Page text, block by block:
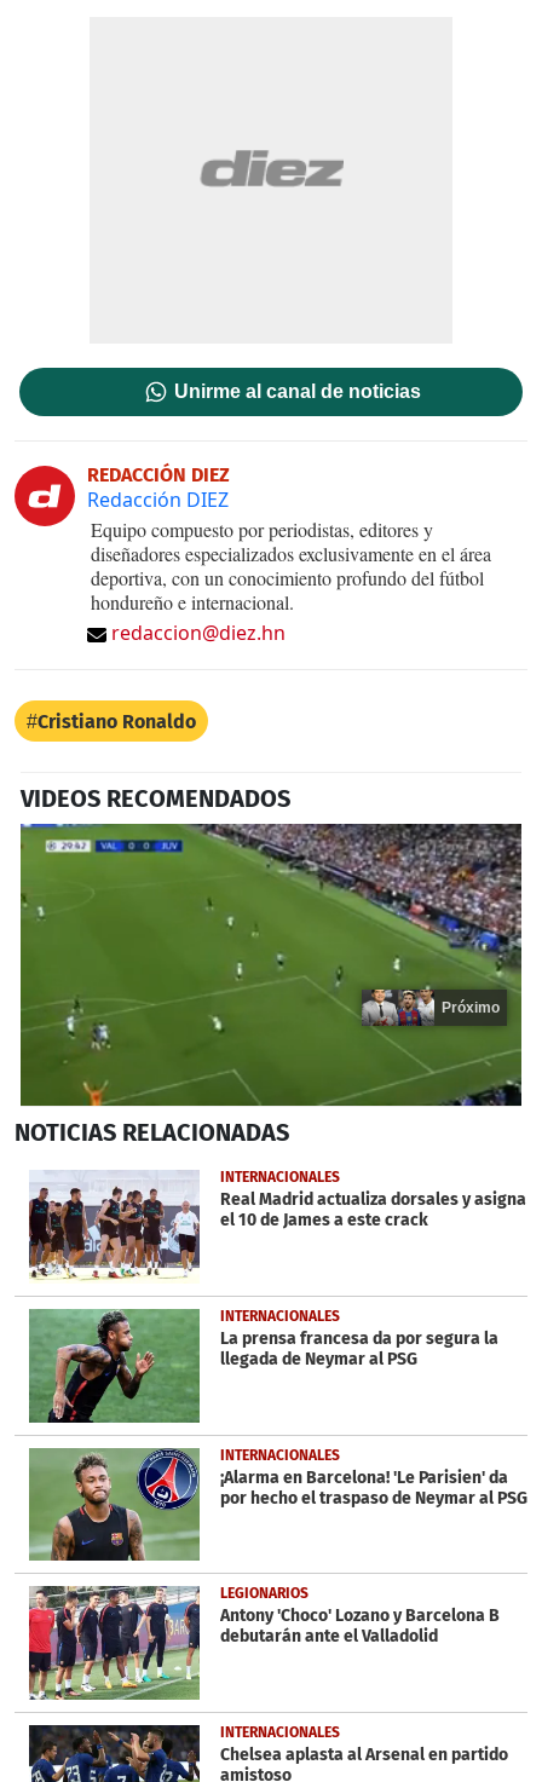
Unirme al canal de noticias
REDACCIÓN DIEZ
Redacción DIEZ
Equipo compuesto por periodistas, editores y
diseñadores especializados exclusivamente en el área
deportiva, con un conocimiento profundo del fútbol
hondureño e internacional.
redaccion@diez.hn
Cristiano Ronaldo
VIDEOS RECOMENDADOS
second
20
seconds
Próximo
NOTICIAS RELACIONADAS
INTERNACIONALES
Real Madrid actualiza dorsales y asigna
el 10 de James a este crack
INTERNACIONALES
La prensa francesa da por segura la
llegada de Neymar al PSG
INTERNACIONALES
¡Alarma en Barcelona! 'Le Parisien' da
por hecho el traspaso de Neymar al PSG
LEGIONARIOS
Antony 'Choco' Lozano y Barcelona B
debutarán ante el Valladolid
INTERNACIONALES
Chelsea aplasta al Arsenal en partido
amistoso